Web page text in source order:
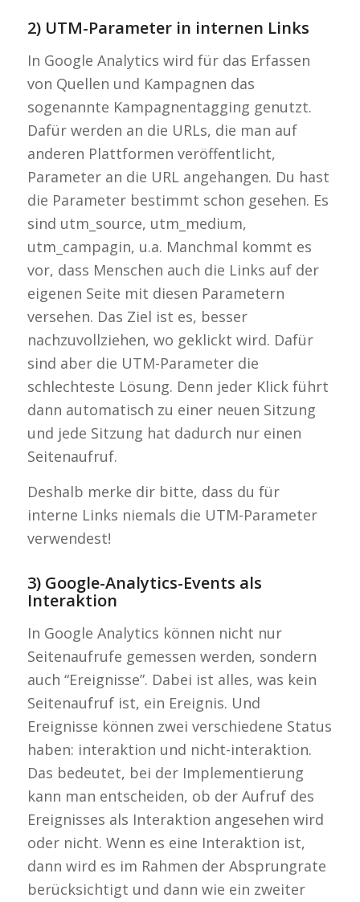
2) UTM-Parameter in internen Links
In Google Analytics wird für das Erfassen
von Quellen und Kampagnen das
sogenannte Kampagnentagging genutzt.
Dafür werden an die URLs, die man auf
anderen Plattformen veröffentlicht,
Parameter an die URL angehangen. Du hast
die Parameter bestimmt schon gesehen. Es
sind utm_source, utm_medium,
utm_campagin, u.a. Manchmal kommt es
vor, dass Menschen auch die Links auf der
eigenen Seite mit diesen Parametern
versehen. Das Ziel ist es, besser
nachzuvollziehen, wo geklickt wird. Dafür
sind aber die UTM-Parameter die
schlechteste Lösung. Denn jeder Klick führt
dann automatisch zu einer neuen Sitzung
und jede Sitzung hat dadurch nur einen
Seitenaufruf.
Deshalb merke dir bitte, dass du für
interne Links niemals die UTM-Parameter
verwendest!
3) Google-Analytics-Events als
Interaktion
In Google Analytics können nicht nur
Seitenaufrufe gemessen werden, sondern
auch “Ereignisse”. Dabei ist alles, was kein
Seitenaufruf ist, ein Ereignis. Und
Ereignisse können zwei verschiedene Status
haben: interaktion und nicht-interaktion.
Das bedeutet, bei der Implementierung
kann man entscheiden, ob der Aufruf des
Ereignisses als Interaktion angesehen wird
oder nicht. Wenn es eine Interaktion ist,
dann wird es im Rahmen der Absprungrate
berücksichtigt und dann wie ein zweiter